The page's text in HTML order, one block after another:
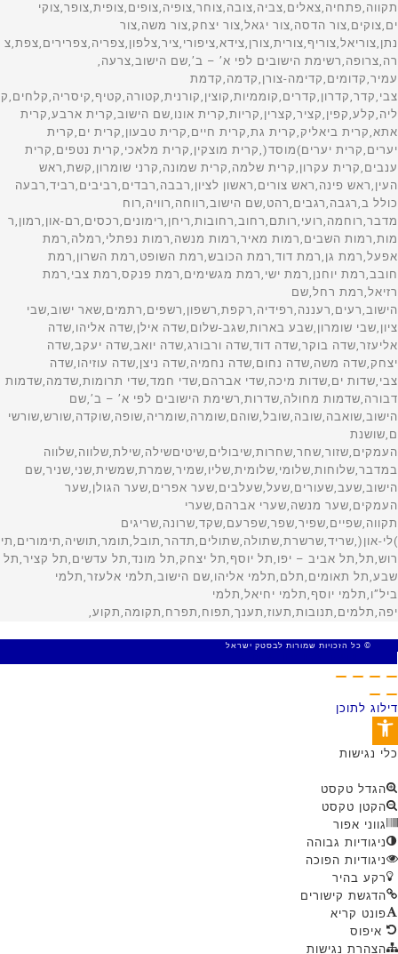
© כל הזכויות שמורות לבסטק ישראל
דילוג לתוכן
פתח סרגל נגישות
כלי נגישות
הגדל טקסט
הקטן טקסט
גווני אפור
ניגודיות גבוהה
ניגודיות הפוכה
רקע בהיר
הדגשת קישורים
פונט קריא
איפוס
הצהרת נגישות